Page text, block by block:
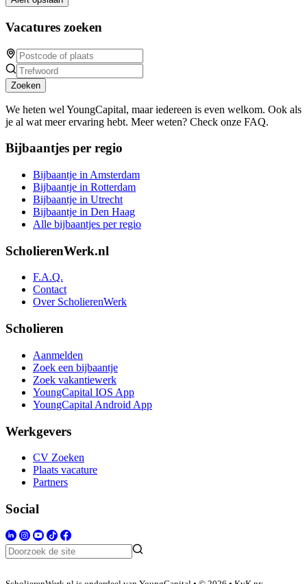
Vacatures zoeken
Zoeken
We heten wel YoungCapital, maar iedereen is even welkom. Ook als
je al wat meer ervaring hebt. Meer weten? Check onze FAQ.
Bijbaantjes per regio
Bijbaantje in Amsterdam
Bijbaantje in Rotterdam
Bijbaantje in Utrecht
Bijbaantje in Den Haag
Alle bijbaantjes per regio
ScholierenWerk.nl
F.A.Q.
Contact
Over ScholierenWerk
Scholieren
Aanmelden
Zoek een bijbaantje
Zoek vakantiewerk
YoungCapital IOS App
YoungCapital Android App
Werkgevers
CV Zoeken
Plaats vacature
Partners
Social